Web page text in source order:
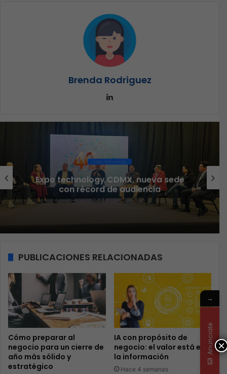
Brenda Rodriguez
Ciberseguridad
Veeam nombra a Fernando Zambrana
Country Manager para México
PUBLICACIONES RELACIONADAS
Cómo preparar al
negocio para un cierre de
año más sólido y
estratégico
IA con propósito de
negocio: el valor está en
la información
Hace 4 semanas
×
→
Anunciate